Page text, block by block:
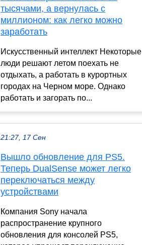
тысячами, а вернулась с
миллионом: как легко можно
заработать
Искусственный интеллект Некоторые
люди решают летом поехать не
отдыхать, а работать в курортных
городах на Черном море. Однако
работать и загорать по...
21:27, 17 Сен
Вышло обновление для PS5.
Теперь DualSense может легко
переключаться между
устройствами
Компания Sony начала
распространение крупного
обновления для консолей PS5,